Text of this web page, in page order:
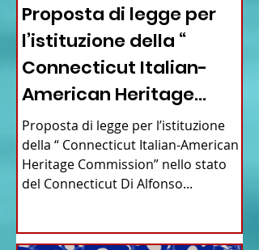
Proposta di legge per
l’istituzione della “
Connecticut Italian-
American Heritage
Commission” nello stato
del Connecticut
Proposta di legge per l’istituzione
della “ Connecticut Italian-American
Heritage Commission” nello stato
del Connecticut Di Alfonso...